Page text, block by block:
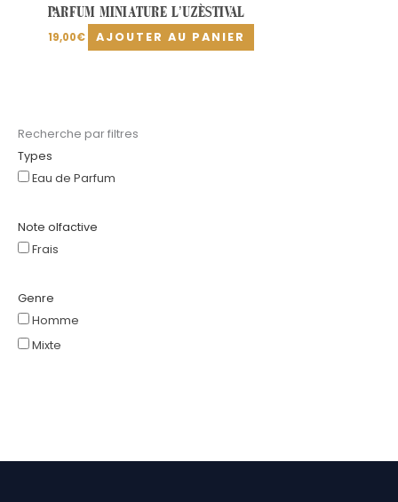
Recherche par filtres
Types
Eau de Parfum
Note olfactive
Frais
Genre
Homme
Mixte
PARFUM MINIATURE L’UZÈSTIVAL
19,00€ AJOUTER AU PANIER